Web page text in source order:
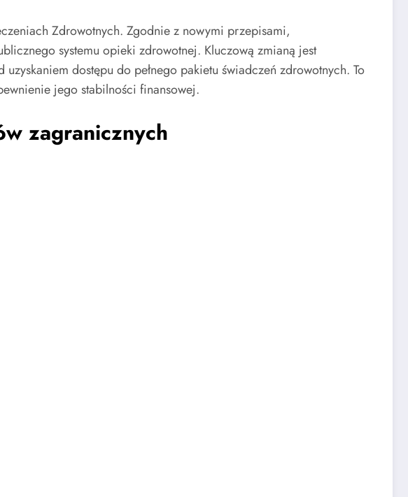
Zdrowotnych. Zgodnie z nowymi przepisami,
systemu opieki zdrowotnej. Kluczową zmianą jest
dostępu do pełnego pakietu świadczeń zdrowotnych. To
jego stabilności finansowej.
zagranicznych